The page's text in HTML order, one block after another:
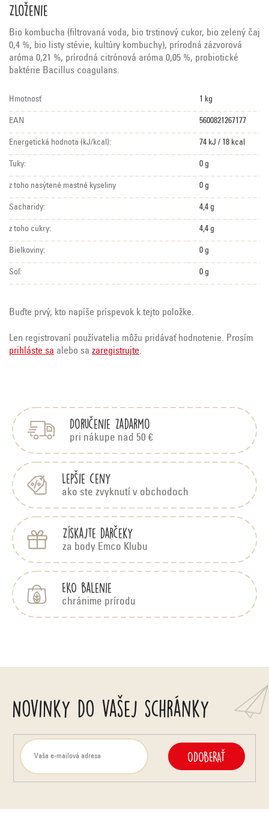
Zloženie
Bio kombucha (filtrovaná voda, bio trstinový cukor, bio zelený čaj
0,4 %, bio listy stévie, kultúry kombuchy), prírodná zázvorová
aróma 0,21 %, prírodná citrónová aróma 0,05 %, probiotické
baktérie Bacillus coagulans.
Hmotnosť 1 kg
EAN 5600821267177
Energetická hodnota (kJ/kcal): 74 kJ / 18 kcal
Tuky: 0 g
z toho nasýtené mastné kyseliny 0 g
Sacharidy: 4,4 g
z toho cukry: 4,4 g
Bielkoviny: 0 g
Soľ: 0 g
Buďte prvý, kto napíše príspevok k tejto položke.
Len registrovaní používatelia môžu pridávať hodnotenie. Prosím
prihláste sa alebo sa zaregistrujte.
Doručenie zadarmo
pri nákupe nad 50 €
Lepšie ceny
ako ste zvyknutí v obchodoch
Získajte darčeky
za body Emco Klubu
EKO balenie
chránime prírodu
Novinky do vašej schránky
ODOBERAŤ